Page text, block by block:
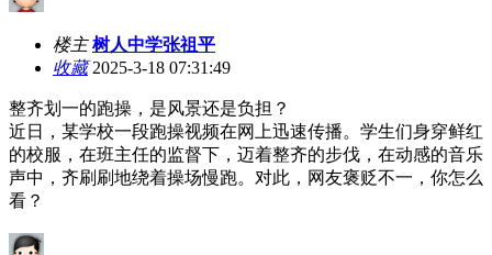
楼主 树人中学张祖平
收藏2025-3-18 07:31:49
整齐划一的跑操，是风景还是负担？
近日，某学校一段跑操视频在网上迅速传播。学生们身穿鲜红
的校服，在班主任的监督下，迈着整齐的步伐，在动感的音乐
声中，齐刷刷地绕着操场慢跑。对此，网友褒贬不一，你怎么
看？